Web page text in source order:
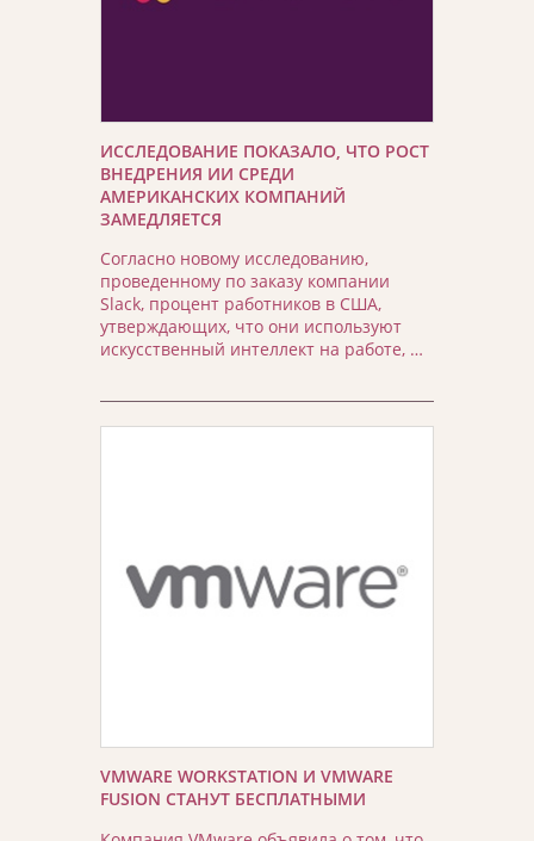
ИССЛЕДОВАНИЕ ПОКАЗАЛО, ЧТО РОСТ
ВНЕДРЕНИЯ ИИ СРЕДИ
АМЕРИКАНСКИХ КОМПАНИЙ
ЗАМЕДЛЯЕТСЯ
Согласно новому исследованию,
проведенному по заказу компании
Slack, процент работников в США,
утверждающих, что они используют
искусственный интеллект на работе, …
VMWARE WORKSTATION И VMWARE
FUSION СТАНУТ БЕСПЛАТНЫМИ